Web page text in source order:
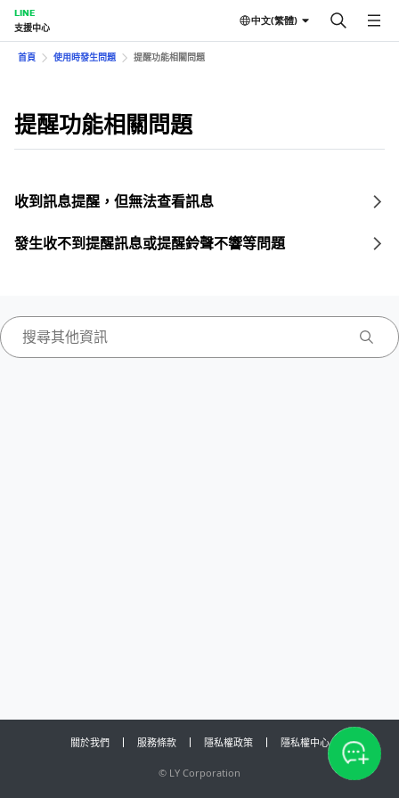
LINE
支援中心
中文(繁體)
首頁 使用時發生問題 提醒功能相關問題
提醒功能相關問題
收到訊息提醒，但無法查看訊息
發生收不到提醒訊息或提醒鈴聲不響等問題
關於我們 服務條款 隱私權政策 隱私權中心
© LY Corporation